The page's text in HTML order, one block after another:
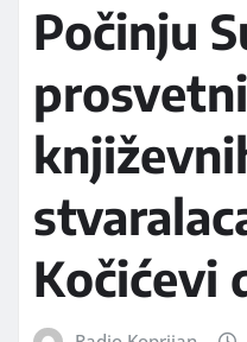
Počinju
Kočićevi